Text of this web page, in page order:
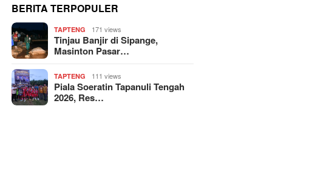
BERITA TERPOPULER
TAPTENG 171 views
Tinjau Banjir di Sipange,
Masinton Pasar…
TAPTENG 111 views
Piala Soeratin Tapanuli Tengah
2026, Res…